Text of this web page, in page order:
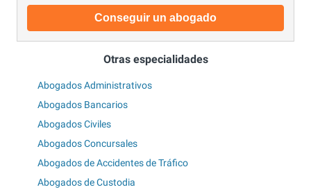
Conseguir un abogado
Otras especialidades
Abogados Administrativos
Abogados Bancarios
Abogados Civiles
Abogados Concursales
Abogados de Accidentes de Tráfico
Abogados de Custodia